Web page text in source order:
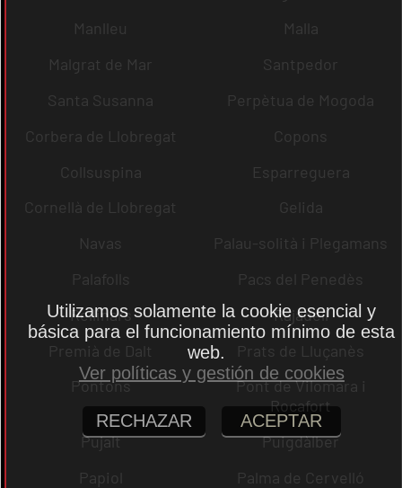
Manlleu
Malla
Malgrat de Mar
Santpedor
Santa Susanna
Perpètua de Mogoda
Corbera de Llobregat
Copons
Collsuspina
Esparreguera
Cornellà de Llobregat
Gelida
Navas
Palau-solità i Plegamans
Palafolls
Pacs del Penedès
Rellinars
Rajadell
Premià de Dalt
Prats de Lluçanès
Pontons
Pont de Vilomara i
Rocafort
Pujalt
Puigdàlber
Papiol
Palma de Cervelló
Utilizamos solamente la cookie esencial y
básica para el funcionamiento mínimo de esta
web.
Ver políticas y gestión de cookies
RECHAZAR ACEPTAR